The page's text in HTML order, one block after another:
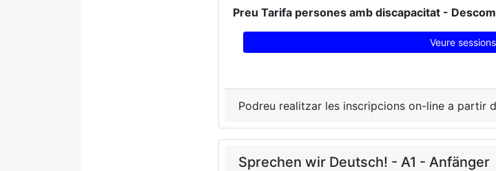
Preu Tarifa persones amb discapacitat -
Veure sessions
Podreu realitzar les inscripcions on-line a partir
Sprechen wir Deutsch! - A1 - Anfänger